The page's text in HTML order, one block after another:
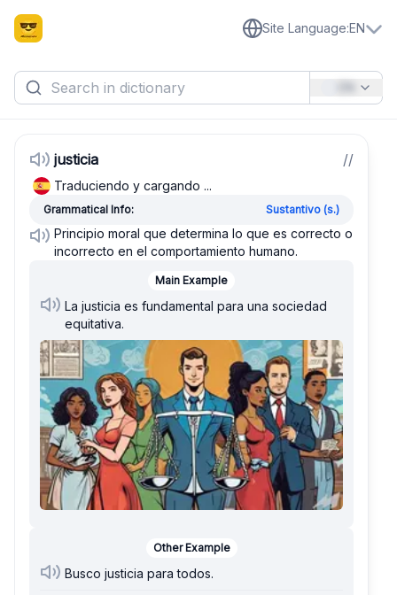
Site Language:EN
justicia //
Traduciendo y cargando ...
Grammatical Info: Sustantivo (s.)
Principio moral que determina lo que es correcto o
incorrecto en el comportamiento humano.
Main Example
La justicia es fundamental para una sociedad
equitativa.
Other Example
Busco justicia para todos.